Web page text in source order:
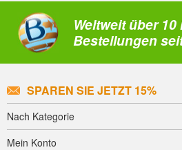
Weltweit über
Bestellungen
SPAREN SIE JETZT 15%
Nach Kategorie
Mein Konto